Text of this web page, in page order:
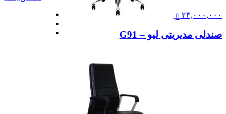
۲۳,۰۰۰,۰۰۰
صندلی مدیریتی لیو – G91